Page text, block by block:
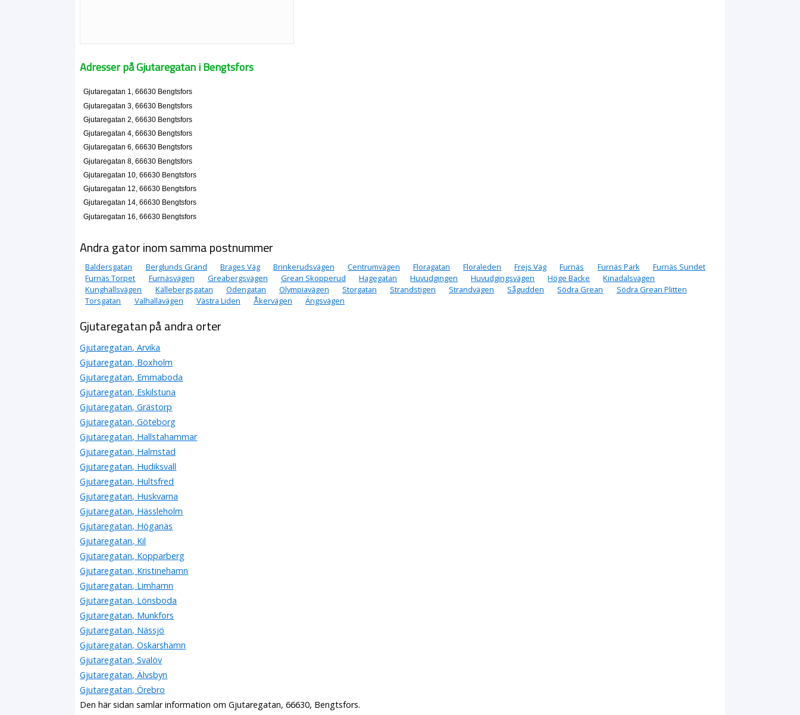
Adresser på Gjutaregatan i Bengtsfors
Gjutaregatan 1, 66630 Bengtsfors
Gjutaregatan 3, 66630 Bengtsfors
Gjutaregatan 2, 66630 Bengtsfors
Gjutaregatan 4, 66630 Bengtsfors
Gjutaregatan 6, 66630 Bengtsfors
Gjutaregatan 8, 66630 Bengtsfors
Gjutaregatan 10, 66630 Bengtsfors
Gjutaregatan 12, 66630 Bengtsfors
Gjutaregatan 14, 66630 Bengtsfors
Gjutaregatan 16, 66630 Bengtsfors
Andra gator inom samma postnummer
Baldersgatan Berglunds Gränd Brages Väg Brinkerudsvägen Centrumvägen Floragatan Floraleden Frejs Väg Furnäs Furnäs Park
Furnäs Sundet
Furnäs Torpet
Furnäsvägen Greabergsvägen Grean Skopperud Hagegatan Huvudgingen Huvudgingsvägen Höge Backe
Kinadalsvägen
Kunghällsvägen
Källebergsgatan Odengatan Olympiavägen Storgatan Strandstigen Strandvägen Sågudden Södra Grean
Södra Grean Plitten
Torsgatan
Valhallavägen Västra Liden Åkervägen Ängsvägen
Gjutaregatan på andra orter
Gjutaregatan, Arvika
Gjutaregatan, Boxholm
Gjutaregatan, Emmaboda
Gjutaregatan, Eskilstuna
Gjutaregatan, Grästorp
Gjutaregatan, Göteborg
Gjutaregatan, Hallstahammar
Gjutaregatan, Halmstad
Gjutaregatan, Hudiksvall
Gjutaregatan, Hultsfred
Gjutaregatan, Huskvarna
Gjutaregatan, Hässleholm
Gjutaregatan, Höganäs
Gjutaregatan, Kil
Gjutaregatan, Kopparberg
Gjutaregatan, Kristinehamn
Gjutaregatan, Limhamn
Gjutaregatan, Lönsboda
Gjutaregatan, Munkfors
Gjutaregatan, Nässjö
Gjutaregatan, Oskarshamn
Gjutaregatan, Svalöv
Gjutaregatan, Älvsbyn
Gjutaregatan, Örebro
Den här sidan samlar information om Gjutaregatan, 66630, Bengtsfors.